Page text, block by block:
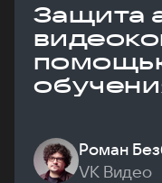
Защита
Роман
VK Видео